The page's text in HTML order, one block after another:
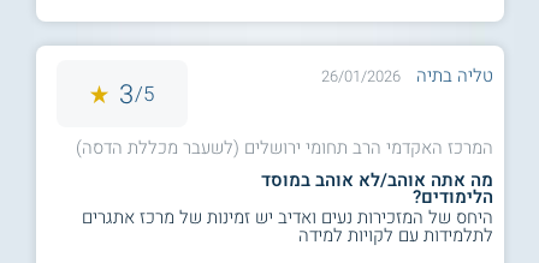
טליה בתיה 26/01/2026
5/
3
המרכז האקדמי הרב תחומי ירושלים (לשעבר מכללת הדסה)
מה אתה אוהב/לא אוהב במוסד
הלימודים?
היחס של המזכירות נעים ואדיב יש זמינות של מרכז אתגרים
לתלמידות עם לקויות למידה